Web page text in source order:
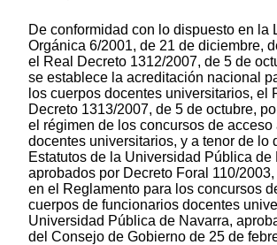
De conformidad con lo dispuesto en la
Orgánica 6/2001, de 21 de diciembre,
el Real Decreto 1312/2007, de 5 de
se establece la acreditación nacional
los cuerpos docentes universitarios, el
Decreto 1313/2007, de 5 de octubre,
el régimen de los concursos de acceso
docentes universitarios, y a tenor de lo
Estatutos de la Universidad Pública de
aprobados por Decreto Foral 110/
en el Reglamento para los concursos
cuerpos de funcionarios docentes
Universidad Pública de Navarra,
del Consejo de Gobierno de 25 de